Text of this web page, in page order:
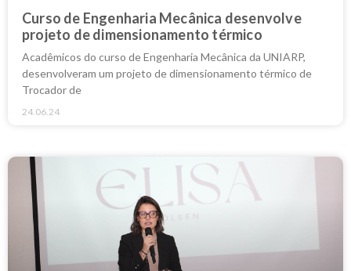
Curso de Engenharia Mecânica desenvolve
projeto de dimensionamento térmico
Acadêmicos do curso de Engenharia Mecânica da UNIARP,
desenvolveram um projeto de dimensionamento térmico de
Trocador de
24.06.24